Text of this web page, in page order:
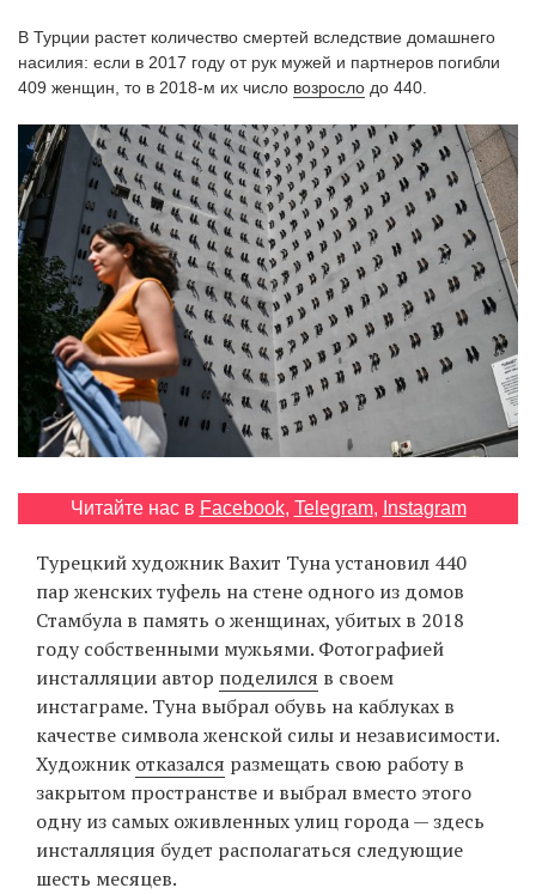
EN
UA
В Турции растет количество смертей вследствие домашнего
насилия: если в 2017 году от рук мужей и партнеров погибли
409 женщин, то в 2018-м их число возросло до 440.
Читайте нас в Facebook, Telegram, Instagram
Турецкий художник Вахит Туна установил 440
пар женских туфель на стене одного из домов
Стамбула в память о женщинах, убитых в 2018
году собственными мужьями. Фотографией
инсталляции автор поделился в своем
инстаграме. Туна выбрал обувь на каблуках в
качестве символа женской силы и независимости.
Художник отказался размещать свою работу в
закрытом пространстве и выбрал вместо этого
одну из самых оживленных улиц города — здесь
инсталляция будет располагаться следующие
шесть месяцев.